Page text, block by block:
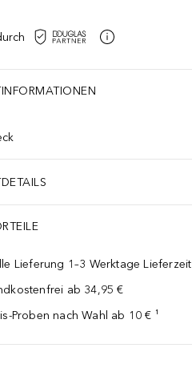
Lieferung 1–3 Werktage Lieferzeit
ab 34,95 €
Proben nach Wahl ab 10 € ¹